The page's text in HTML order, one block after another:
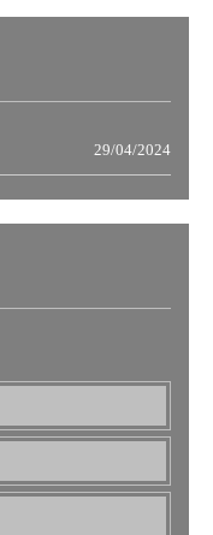
29/04/2024